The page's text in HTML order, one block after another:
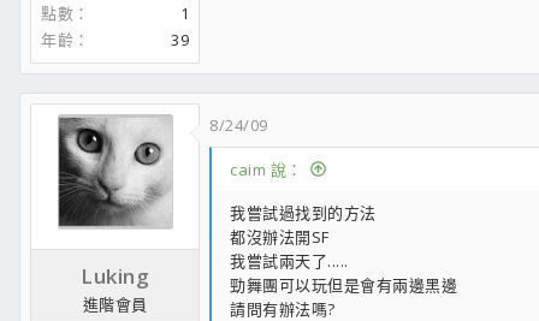
點數
1
年齡
39
Luking
進階會員
8/24/09
caim 說：
我嘗試過找到的方法
都沒辦法開SF
我嘗試兩天了.....
勁舞團可以玩但是會有兩邊黑邊
請問有辦法嗎?